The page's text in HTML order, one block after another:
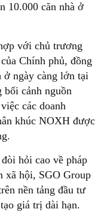
10.000 căn nhà ở
với chủ trương
Chính phủ, đồng
ở ngày càng lớn tại
bối cảnh nguồn
các doanh
khúc NOXH được
hỏi cao về pháp
xã hội, SGO Group
nền tảng đầu tư
giá trị dài hạn.